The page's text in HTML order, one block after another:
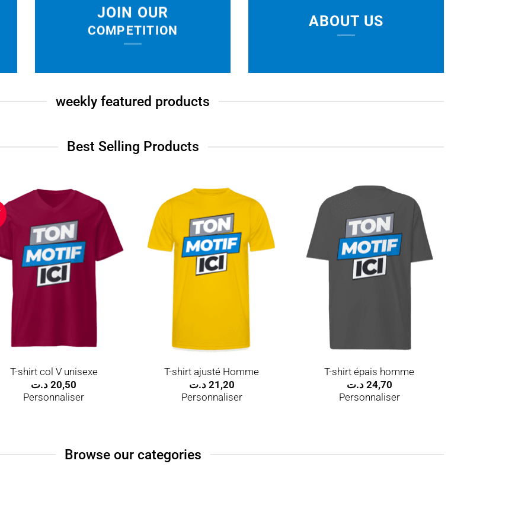
JOIN OUR
COMPETITION
ABOUT US
weekly featured products
Best Selling Products
Ajouter
wishlist
T-shirt col V unisexe
20,50 د.ت
Personnaliser
Ajouter
à la
wishlist
T-shirt ajusté Homme
21,20 د.ت
Personnaliser
Ajouter
à la
wishlist
T-shirt épais homme
24,70 د.ت
Personnaliser
Browse our categories